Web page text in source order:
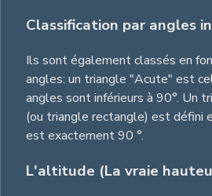
Classification par angles
Ils sont également classés en
angles: un triangle "Acute" est
angles sont inférieurs à 90°. Un
(ou triangle rectangle) est défini
est exactement 90 °.
L'altitude (La vraie